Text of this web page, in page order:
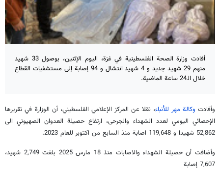
أفادت وزارة الصحة الفلسطينية في غزة، اليوم الإثنين، بوصول 33 شهيد
منهم 29 شهيد جديد و 4 شهيد انتشال و 94 إصابة إلى مستشفيات القطاع
خلال الـ24 ساعة الماضية.
وأفادت وكالة مهر للأنباء، نقلا عن المركز الإعلامي الفلسطيني، أن الوزارة في تقريرها
الإحصائي اليومي لعدد الشهداء والجرحى، ارتفاع حصيلة العدوان الصهيوني الى
52,862 شهيدا و 119,648 اصابة منذ السابع من اكتوبر للعام 2023.
وأضافت أن حصيلة الشهداء والاصابات منذ 18 مارس 2025 بلغت 2,749 شهيد،
7,607 إصابة